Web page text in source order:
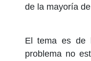
de la mayoría
El tema es de
problema no